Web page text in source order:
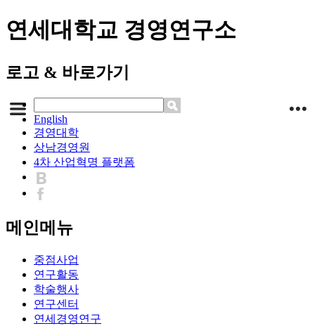
연세대학교 경영연구소
로고 & 바로가기
English
경영대학
상남경영원
4차 산업혁명 플랫폼
메인메뉴
중점사업
연구활동
학술행사
연구센터
연세경영연구